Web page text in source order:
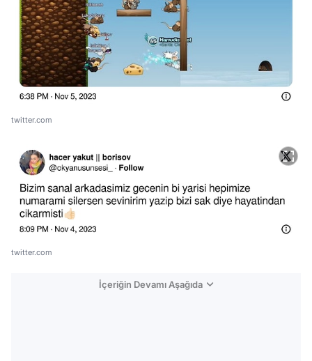
twitter.com
twitter.com
İçeriğin Devamı Aşağıda